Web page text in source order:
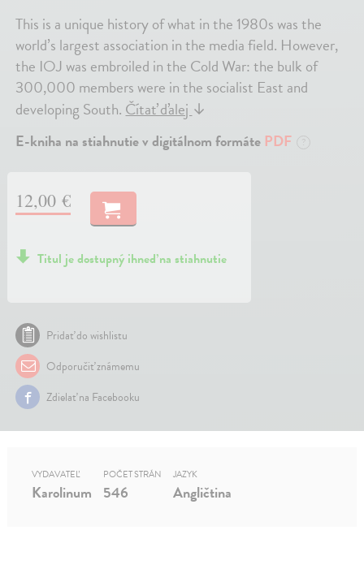
This is a unique history of what in the 1980s was the
world’s largest association in the media field. However,
the IOJ was embroiled in the Cold War: the bulk of
300,000 members were in the socialist East and
developing South.Čítať ďalej↓
E-kniha na stiahnutie v digitálnom formáte PDF ?
12,00 €
Titul je dostupný ihneď na stiahnutie
Pridať do wishlistu
Odporučiť známemu
Zdielať na Facebooku
VYDAVATEĽ
Karolinum
POČET STRÁN
546
JAZYK
Angličtina